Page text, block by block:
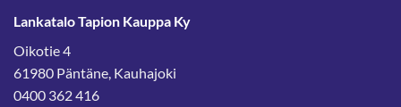
Lankatalo Tapion Kauppa Ky
Oikotie 4
61980 Päntäne, Kauhajoki
0400 362 416